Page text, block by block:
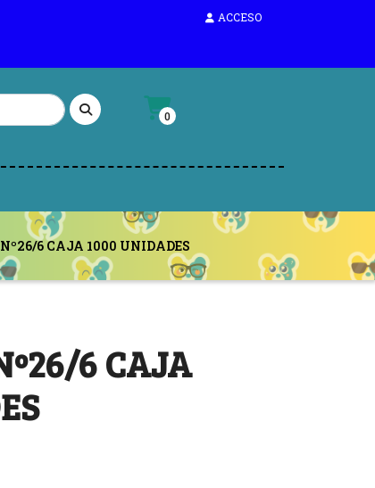
ACCESO
0
Nº26/6 CAJA 1000 UNIDADES
6 CAJA